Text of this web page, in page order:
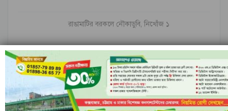
রাঙামাটির বরকলে নৌকাডুবি, নিখোঁজ ১
আগের পরবর্তী ১ এর ৬,৮৪৮